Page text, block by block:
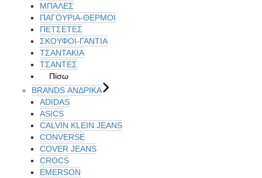
ΜΠΑΛΕΣ
ΠΑΓΟΥΡΙΑ-ΘΕΡΜΟΙ
ΠΕΤΣΈΤΕΣ
ΣΚΟΥΦΟΙ-ΓΑΝΤΙΑ
ΤΣΑΝΤΑΚΙΑ
ΤΣΑΝΤΕΣ
Πίσω
BRANDS ΑΝΔΡΙΚΆ
ADIDAS
ASICS
CALVIN KLEIN JEANS
CONVERSE
COVER JEANS
CROCS
EMERSON